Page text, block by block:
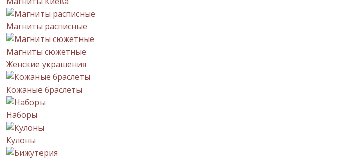
Магниты расписные
Магниты сюжетные
Женские украшения
Кожаные браслеты
Наборы
Кулоны